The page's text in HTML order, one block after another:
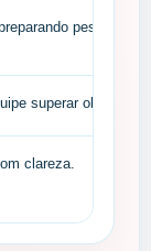
pessoas
superar
clareza.